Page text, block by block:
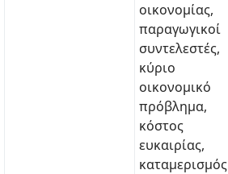
οικονομίας,
παραγωγικοί
συντελεστές,
κύριο
οικονομικό
πρόβλημα,
κόστος
ευκαιρίας,
καταμερισμός